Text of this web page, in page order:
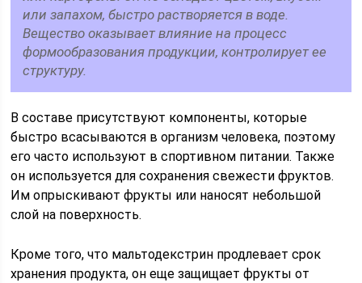
или запахом, быстро растворяется в воде.
Вещество оказывает влияние на процесс
формообразования продукции, контролирует ее
структуру.
В составе присутствуют компоненты, которые
быстро всасываются в организм человека, поэтому
его часто используют в спортивном питании. Также
он используется для сохранения свежести фруктов.
Им опрыскивают фрукты или наносят небольшой
слой на поверхность.
Кроме того, что мальтодекстрин продлевает срок
хранения продукта, он еще защищает фрукты от